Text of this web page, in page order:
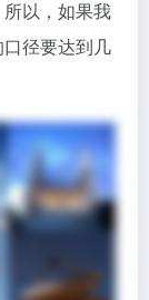
以，如果我
径要达到几